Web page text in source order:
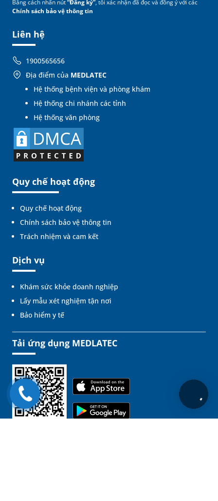
Liên hệ
1900565656
Địa điểm của MEDLATEC
Hệ thống bệnh viện và phòng khám
Hệ thống chi nhánh các tỉnh
Hệ thống văn phòng
Quy chế hoạt động
Quy chế hoạt động
Chính sách bảo vệ thông tin
Trách nhiệm và cam kết
Dịch vụ
Khám sức khỏe doanh nghiệp
Lấy mẫu xét nghiệm tận nơi
Bảo hiểm y tế
Bằng cách nhấn nút“Đăng ký”, tôi xác nhận đã đọc và đồng ý với các
Chính sách bảo vệ thông tin
Tải ứng dụng MEDLATEC